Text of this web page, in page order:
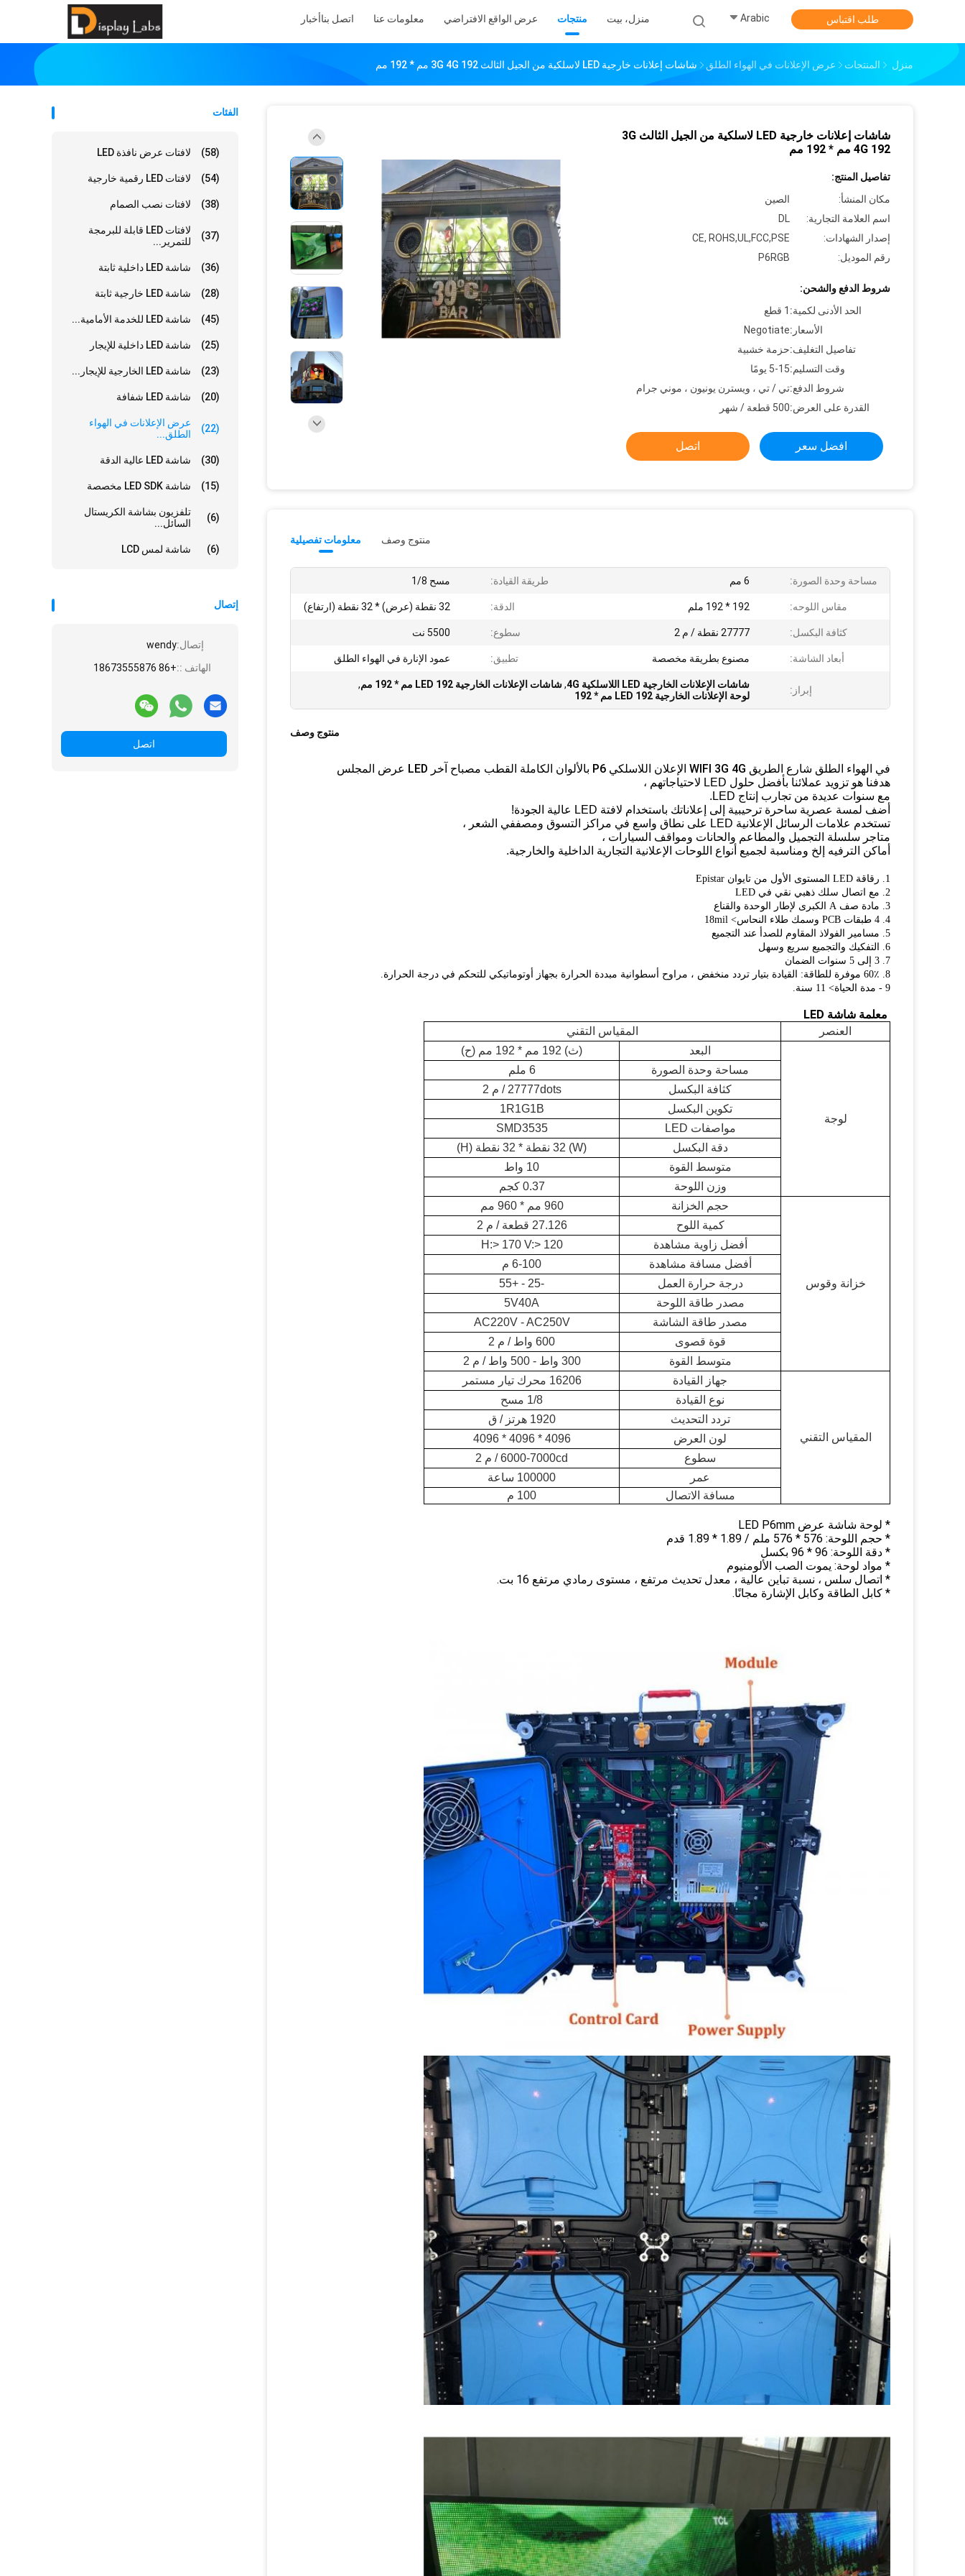
منزل، بيت منتجات عرض الواقع الافتراضي معلومات عنا اتصل بناأخبار Arabic طلب اقتباس
منزل المنتجات عرض الإعلانات في الهواء الطلق شاشات إعلانات خارجية LED لاسلكية من الجيل الثالث 3G 4G 192 مم * 192 مم
الفئات
لافتات عرض نافذة LED (58)
لافتات LED رقمية خارجية (54)
لافتات نصب الصمام (38)
لافتات LED قابلة للبرمجة
للتمرير...
(37)
شاشة LED داخلية ثابتة (36)
شاشة LED خارجية ثابتة (28)
شاشة LED للخدمة الأمامية... (45)
شاشة LED داخلية للإيجار (25)
شاشة LED الخارجية للإيجار... (23)
شاشة LED شفافة (20)
عرض الإعلانات في الهواء
الطلق...
(22)
شاشة LED عالية الدقة (30)
شاشة LED SDK مخصصة (15)
تلفزيون بشاشة الكريستال
السائل...
(6)
شاشة لمس LCD (6)
إتصال
إتصال:wendy
الهاتف ::+86 18673555876
اتصل
شاشات إعلانات خارجية LED لاسلكية من الجيل الثالث 3G
4G 192 مم * 192 مم
تفاصيل المنتج:
مكان المنشأ:
الصين
اسم العلامة التجارية:
DL
إصدار الشهادات:
CE, ROHS,UL,FCC,PSE
رقم الموديل:
P6RGB
شروط الدفع والشحن:
الحد الأدنى لكمية: 1 قطع
الأسعار:Negotiate
تفاصيل التغليف:حزمة خشبية
وقت التسليم:5-15 يومًا
شروط الدفع:تي / تي ، ويسترن يونيون ، موني جرام
القدرة على العرض:500 قطعة / شهر
افضل سعر اتصل
معلومات تفصيلية منتوج وصف
مساحة وحدة الصورة: 6 مم طريقة القيادة: مسح 1/8
مقاس اللوحه: 192 * 192 ملم الدقة: 32 نقطة (عرض) * 32 نقطة (ارتفاع)
كثافة البكسل: 27777 نقطة / م 2 سطوع: 5500 نت
أبعاد الشاشة: مصنوع بطريقة مخصصة تطبيق: عمود الإنارة في الهواء الطلق
إبراز: شاشات الإعلانات الخارجية LED اللاسلكية 4G ,شاشات الإعلانات الخارجية LED 192 مم * 192 مم
,
لوحة الإعلانات الخارجية LED 192 مم * 192
منتوج وصف
في الهواء الطلق شارع الطريق WIFI 3G 4G الإعلان اللاسلكي P6 بالألوان الكاملة القطب مصباح آخر LED عرض المجلس
هدفنا هو تزويد عملائنا بأفضل حلول LED لاحتياجاتهم ،
مع سنوات عديدة من تجارب إنتاج LED.
أضف لمسة عصرية ساحرة ترحيبية إلى إعلاناتك باستخدام لافتة LED عالية الجودة!
تستخدم علامات الرسائل الإعلانية LED على نطاق واسع في مراكز التسوق ومصففي الشعر ،
متاجر سلسلة التجميل والمطاعم والحانات ومواقف السيارات ،
أماكن الترفيه إلخ ومناسبة لجميع أنواع اللوحات الإعلانية التجارية الداخلية والخارجية.
1. رقاقة LED المستوى الأول من تايوان Epistar
2. مع اتصال سلك ذهبي نقي في LED
3. مادة صف A الكبرى لإطار الوحدة والقناع
4. 4 طبقات PCB وسمك طلاء النحاس> 18mil
5. مسامير الفولاذ المقاوم للصدأ عند التجميع
6. التفكيك والتجميع سريع وسهل
7. 3 إلى 5 سنوات الضمان
8. 60٪ موفرة للطاقة: القيادة بتيار تردد منخفض ، مراوح أسطوانية مبددة الحرارة بجهاز أوتوماتيكي للتحكم في درجة الحرارة.
9 - مدة الحياة> 11 سنة.
معلمة شاشة LED
العنصر المقياس التقني
لوجة
البعد
(ث) 192 مم * 192 مم (ح)
مساحة وحدة الصورة
6 ملم
كثافة البكسل
27777dots / م 2
تكوين البكسل
1R1G1B
مواصفات LED
SMD3535
دقة البكسل
(W) 32 نقطة * 32 نقطة (H)
متوسط ​​القوة
10 واط
وزن اللوحة
0.37 كجم
خزانة وقوس
حجم الخزانة
960 مم * 960 مم
كمية اللوح
27.126 قطعة / م 2
أفضل زاوية مشاهدة
H:> 170 V:> 120
أفضل مسافة مشاهدة
6-100 م
درجة حرارة العمل
-25 - +55
مصدر طاقة اللوحة
5V40A
مصدر طاقة الشاشة
AC220V - AC250V
قوة قصوى
600 واط / م 2
متوسط ​​القوة
300 واط - 500 واط / م 2
المقياس التقني
جهاز القيادة
16206 محرك تيار مستمر
نوع القيادة
1/8 مسح
تردد التحديث
1920 هرتز / ق
لون العرض
4096 * 4096 * 4096
سطوع
6000-7000cd / م 2
عمر
100000 ساعة
مسافة الاتصال
100 م
* لوحة شاشة عرض LED P6mm
* حجم اللوحة: 576 * 576 ملم / 1.89 * 1.89 قدم
* دقة اللوحة: 96 * 96 بكسل
* مواد لوحة: يموت الصب الألومنيوم
* اتصال سلس ، نسبة تباين عالية ، معدل تحديث مرتفع ، مستوى رمادي مرتفع 16 بت.
* كابل الطاقة وكابل الإشارة مجانًا.